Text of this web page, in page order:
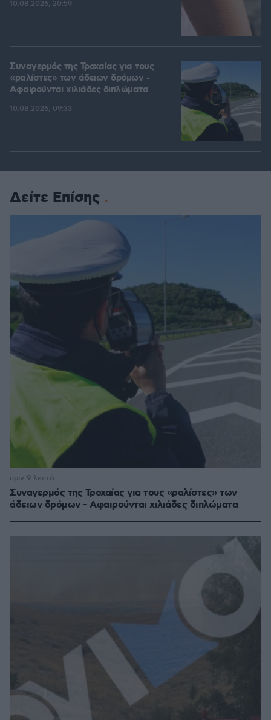
10.08.2026, 20:59
Συναγερμός της Τροχαίας για τους
«ραλίστες» των άδειων δρόμων -
Αφαιρούνται χιλιάδες διπλώματα
10.08.2026, 09:33
Δείτε Επίσης
Συναγερμός της Τροχαίας για τους «ραλίστες» των
άδειων δρόμων - Αφαιρούνται χιλιάδες διπλώματα
πριν 9 λεπτά